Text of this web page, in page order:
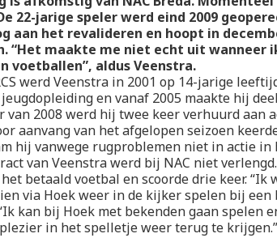
22-jarige speler werd eind 2009
aan het revalideren en hoopt in
“Het maakte me niet echt uit wanneer
voetballen”, aldus Veenstra.
werd Veenstra in 2001 op 14-jarige
en vanaf 2005 maakte hij
van 2008 werd hij twee keer verhuurd aan
aanvang van het afgelopen seizoen
hij vanwege rugproblemen niet in actie
van Veenstra werd bij NAC niet
betaald voetbal en scoorde drie keer.
via Hoek weer in de kijker spelen bij een
kan bij Hoek met bekenden gaan spelen
in het spelletje weer terug te